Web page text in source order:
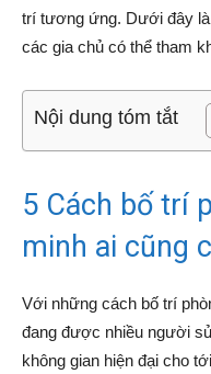
trí tương ứng. Dưới đây
các gia chủ có thể tham
Nội dung tóm tắt
5 Cách bố trí
minh ai cũng
Với những cách bố trí
đang được nhiều người
không gian hiện đại cho